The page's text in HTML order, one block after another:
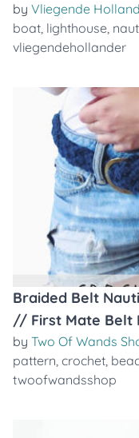
by Vliegende
boat, lighthouse,
vliegendehollander
Braided Belt
// First Mate Belt
by Two Of Wands
pattern, crochet,
twoofwandsshop